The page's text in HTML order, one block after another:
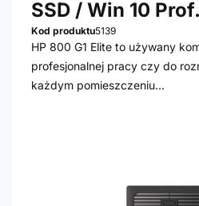
SSD / Win 10
Kod produktu5139
HP 800 G1 Elite to używany
profesjonalnej pracy czy do
każdym pomieszczeniu...